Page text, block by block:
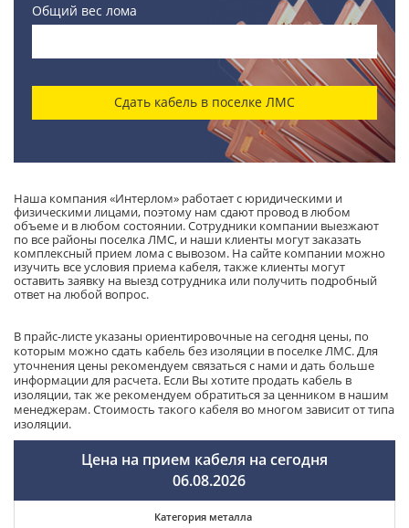
Общий вес лома
Сдать кабель в поселке ЛМС
Наша компания «Интерлом» работает с юридическими и
физическими лицами, поэтому нам сдают провод в любом
объеме и в любом состоянии. Сотрудники компании выезжают
по все районы поселка ЛМС, и наши клиенты могут заказать
комплексный прием лома с вывозом. На сайте компании можно
изучить все условия приема кабеля, также клиенты могут
оставить заявку на выезд сотрудника или получить подробный
ответ на любой вопрос.
В прайс-листе указаны ориентировочные на сегодня цены, по
которым можно сдать кабель без изоляции в поселке ЛМС. Для
уточнения цены рекомендуем связаться с нами и дать больше
информации для расчета. Если Вы хотите продать кабель в
изоляции, так же рекомендуем обратиться за ценником в нашим
менеджерам. Стоимость такого кабеля во многом зависит от типа
изоляции.
Цена на прием кабеля на сегодня
06.08.2026
Категория металла